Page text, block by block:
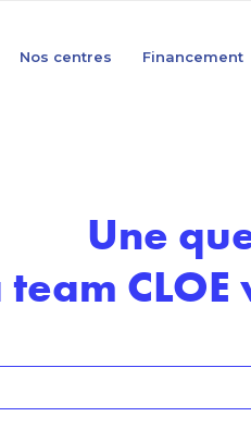
Nos centres Financement
Une
team